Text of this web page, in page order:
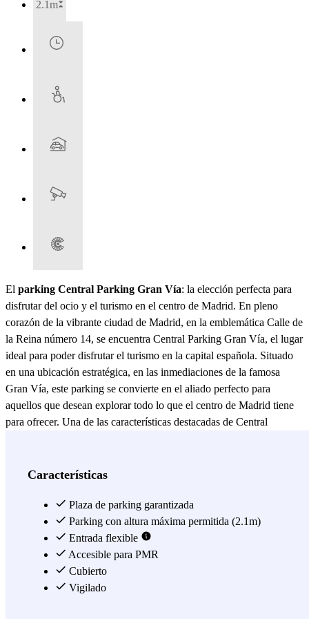
2.1m
El parking Central Parking Gran Vía: la elección perfecta para
disfrutar del ocio y el turismo en el centro de Madrid. En pleno
corazón de la vibrante ciudad de Madrid, en la emblemática Calle de
la Reina número 14, se encuentra Central Parking Gran Vía, el lugar
ideal para poder disfrutar el turismo en la capital española. Situado
en una ubicación estratégica, en las inmediaciones de la famosa
Gran Vía, este parking se convierte en el aliado perfecto para
aquellos que desean explorar todo lo que el centro de Madrid tiene
para ofrecer. Una de las características destacadas de Central
sin tener que bajarse del coche ni dirigirse a la garita. Este proceso
a disfrutar de su experiencia en Madrid de inmediato. Central
Parking Gran Vía brinda una gran flexibilidad a los usuarios. Sin
importar la hora a la que llegues o te vayas, este parking estará a tu
disposición. Además, cuenta con todas las comodidades necesarias,
como baños, sistema de videovigilancia cerrado y personal de
seguridad para garantizar una experiencia agradable. Los visitantes
Características
Plaza de parking garantizada
Parking con altura máxima permitida (2.1m)
Entrada flexible
Accesible para PMR
Cubierto
Vigilado